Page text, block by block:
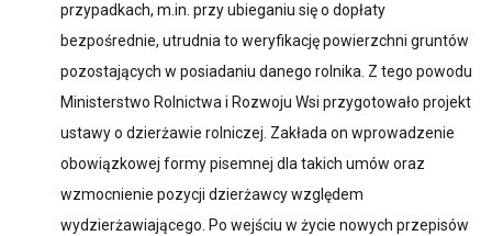
przypadkach, m.in. przy ubieganiu się o dopłaty
bezpośrednie, utrudnia to weryfikację powierzchni gruntów
pozostających w posiadaniu danego rolnika. Z tego powodu
Ministerstwo Rolnictwa i Rozwoju Wsi przygotowało projekt
ustawy o dzierżawie rolniczej. Zakłada on wprowadzenie
obowiązkowej formy pisemnej dla takich umów oraz
wzmocnienie pozycji dzierżawcy względem
wydzierżawiającego. Po wejściu w życie nowych przepisów